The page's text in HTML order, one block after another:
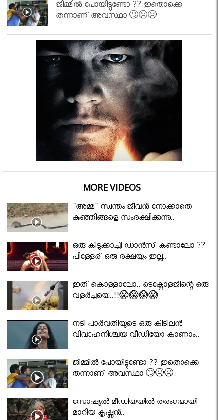
ജിമ്മിൽ പോയിട്ടുണ്ടോ ?? ഇതൊക്കെ
തന്നാണ് അവസ്ഥാ 🙄😣😣
MORE VIDEOS
"അമ്മ" സ്വന്തം ജീവൻ നോക്കാതെ
കുഞ്ഞിങ്ങളെ സംരക്ഷിക്കുന്നു..
ഒരു കിടുക്കാച്ചി ഡാൻസ് കണ്ടാലോ ??
പിള്ളേര് ഒരു രക്ഷയും ഇല്ല..
ഇത് കൊള്ളാലോ.. ടെക്നോളജിന്റെ ഒരു
വളർച്ചയെ..!!😱😱😱😱
നടി പാർവതിയുടെ ഒരു കിടിലൻ
വിവാഹനിശ്ചയ വീഡിയോ കാണാം..
ജിമ്മിൽ പോയിട്ടുണ്ടോ ?? ഇതൊക്കെ
തന്നാണ് അവസ്ഥാ 🙄😣😣
സോഷ്യൽ മീഡിയയിൽ തരംഗമായി
മാറിയ കൃഷ്ണൻ..